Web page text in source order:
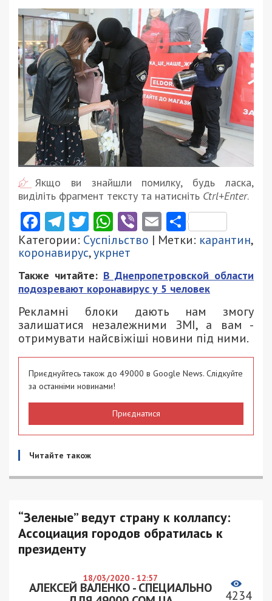
Якщо ви знайшли помилку, будь ласка,
виділіть фрагмент тексту та натисніть Ctrl+Enter.
Facebook
Telegram
Twitter
WhatsApp
ViberEmail
Категории: Суспільство | Метки: карантин,
коронавирус,укрнет
Также читайте: В Днепропетровской области
подозревают коронавирус у 5 человек
Рекламні блоки дають нам змогу
залишатися незалежними ЗМІ, а вам -
отримувати найсвіжіші новини під ними.
Приєднуйтесь також до 49000 в Google News. Слідкуйте
за останніми новинами!
Приєднатися
Читайте також
“Зеленые” ведут страну к коллапсу:
Ассоциация городов обратилась к
президенту
18/03/2020 - 12:57
АЛЕКСЕЙ ВАЛЕНКО - СПЕЦИАЛЬНО
4234